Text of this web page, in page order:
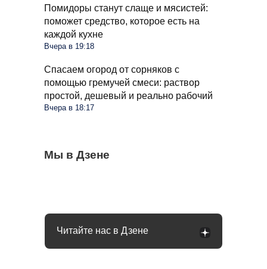
Помидоры станут слаще и мясистей:
поможет средство, которое есть на
каждой кухне
Вчера в 19:18
Спасаем огород от сорняков с
помощью гремучей смеси: раствор
простой, дешевый и реально рабочий
Вчера в 18:17
Мы в Дзене
Сосед со скандалом требует убрать доски
от забора: юридически он прав или нет
Какое общение с гаишником неминуемо
Может ли пассажир с верхней полки
Читайте нас в Дзене